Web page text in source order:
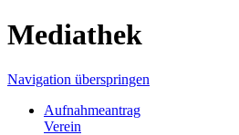
Mediathek
Navigation überspringen
Aufnahmeantrag
Verein